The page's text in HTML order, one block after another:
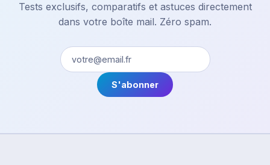
Tests exclusifs, comparatifs et astuces directement
dans votre boîte mail. Zéro spam.
S'abonner